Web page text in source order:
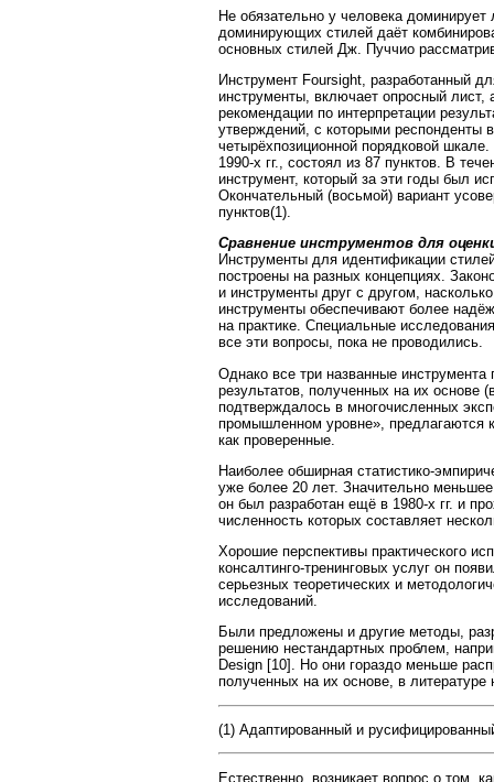
Не обязательно у человека
доминирующих стилей даёт
основных стилей Дж. Пуччио
Инструмент Foursight, разработанный
инструменты, включает опросный лист,
рекомендации по интерпретации
утверждений, с которыми респонденты
четырёхпозиционной порядковой
1990-х гг., состоял из 87 пунктов. В
инструмент, который за эти годы был
Окончательный (восьмой) вариант
пунктов(1).
Сравнение инструментов для
Инструменты для идентификации
построены на разных концепциях.
и инструменты друг с другом,
инструменты обеспечивают более
на практике. Специальные
все эти вопросы, пока не проводились.
Однако все три названные
результатов, полученных на их основе
подтверждалось в многочисленных
промышленном уровне», предлагаются
как проверенные.
Наиболее обширная статистико-
уже более 20 лет. Значительно
он был разработан ещё в 1980-х гг. и
численность которых составляет
Хорошие перспективы практического
консалтинго-тренинговых услуг он
серьезных теоретических и
исследований.
Были предложены и другие методы,
решению нестандартных проблем,
Design [10]. Но они гораздо меньше
полученных на их основе, в литературе
(1) Адаптированный и
Естественно, возникает вопрос о том,